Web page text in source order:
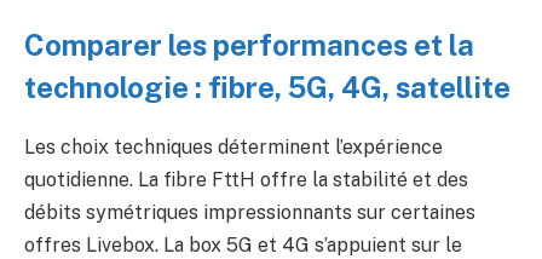
Comparer les performances et la
technologie : fibre, 5G, 4G, satellite
Les choix techniques déterminent l’expérience
quotidienne. La fibre FttH offre la stabilité et des
débits symétriques impressionnants sur certaines
offres Livebox. La box 5G et 4G s’appuient sur le